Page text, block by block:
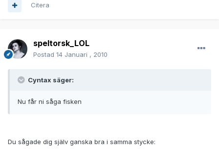
Citera
speltorsk_LOL
Postad 14 Januari , 2010
Cyntax säger:
Nu får ni såga fisken
Du sågade dig själv ganska bra i samma stycke: